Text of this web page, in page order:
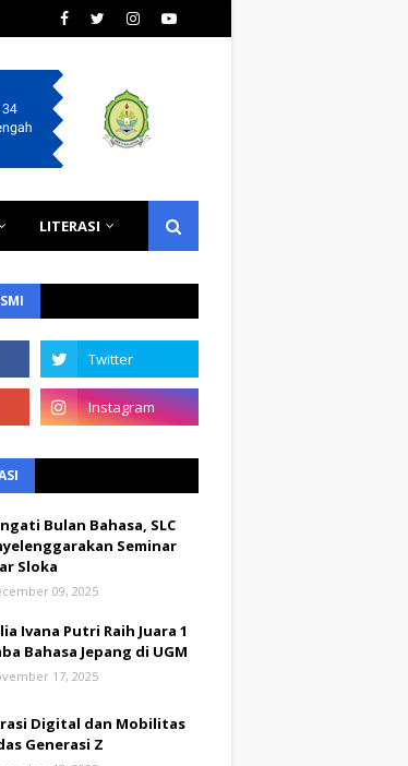
LITERASI
Bulan Bahasa, SLC
Seminar
Sloka
09, 2025
Ivana Putri Raih Juara 1
Bahasa Jepang di UGM
17, 2025
Digital dan Mobilitas
Generasi Z